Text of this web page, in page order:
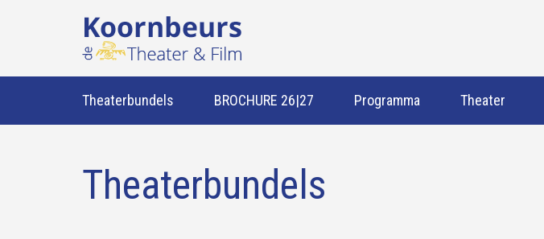
Theaterbundels BROCHURE 26|27 Programma Theater
Theaterbundels